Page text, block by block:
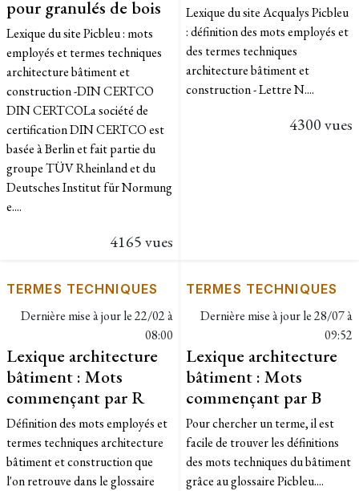
pour granulés de bois
Lexique du site Picbleu : mots
employés et termes techniques
architecture bâtiment et
construction -DIN CERTCO​​
DIN CERTCOLa société de
certification DIN CERTCO est
basée à Berlin et fait partie du
groupe TÜV Rheinland et du
Deutsches Institut für Normung
e....
4165 vues
Lexique du site Acqualys Picbleu
: définition des mots employés et
des termes techniques
architecture bâtiment et
construction - Lettre N....
4300 vues
TERMES TECHNIQUES
Dernière mise à jour le22/02 à
08:00
Lexique architecture
bâtiment : Mots
commençant par R
Définition des mots employés et
termes techniques architecture
bâtiment et construction que
l'on retrouve dans le glossaire
TERMES TECHNIQUES
Dernière mise à jour le28/07 à
09:52
Lexique architecture
bâtiment : Mots
commençant par B
Pour chercher un terme, il est
facile de trouver les définitions
des mots techniques du bâtiment
grâce au glossaire Picbleu....